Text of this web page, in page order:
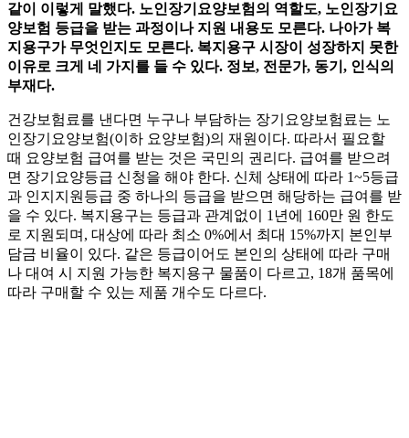
같이 이렇게 말했다. 노인장기요양보험의 역할도, 노인장기요
양보험 등급을 받는 과정이나 지원 내용도 모른다. 나아가 복
지용구가 무엇인지도 모른다. 복지용구 시장이 성장하지 못한
이유로 크게 네 가지를 들 수 있다. 정보, 전문가, 동기, 인식의
부재다.
건강보험료를 낸다면 누구나 부담하는 장기요양보험료는 노
인장기요양보험(이하 요양보험)의 재원이다. 따라서 필요할
때 요양보험 급여를 받는 것은 국민의 권리다. 급여를 받으려
면 장기요양등급 신청을 해야 한다. 신체 상태에 따라 1~5등급
과 인지지원등급 중 하나의 등급을 받으면 해당하는 급여를 받
을 수 있다. 복지용구는 등급과 관계없이 1년에 160만 원 한도
로 지원되며, 대상에 따라 최소 0%에서 최대 15%까지 본인부
담금 비율이 있다. 같은 등급이어도 본인의 상태에 따라 구매
나 대여 시 지원 가능한 복지용구 물품이 다르고, 18개 품목에
따라 구매할 수 있는 제품 개수도 다르다.